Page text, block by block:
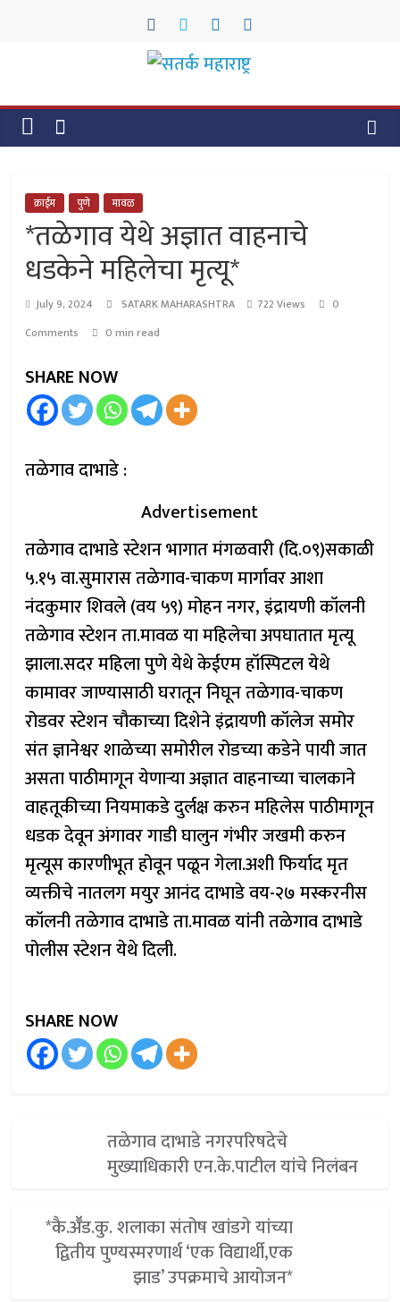
सतर्क
महाराष्ट्र
क्राईम पुणे मावळ
*तळेगाव येथे अज्ञात वाहनाचे
धडकेने महिलेचा मृत्यू*
July 9, 2024 SATARK MAHARASHTRA 722 Views
0
Comments
0 min read
SHARE NOW
तळेगाव दाभाडे :
Advertisement
तळेगाव दाभाडे स्टेशन भागात मंगळवारी (दि.०९)सकाळी
५.१५ वा.सुमारास तळेगाव-चाकण मार्गावर आशा
नंदकुमार शिवले (वय ५९) मोहन नगर, इंद्रायणी कॉलनी
तळेगाव स्टेशन ता.मावळ या महिलेचा अपघातात मृत्यू
झाला.सदर महिला पुणे येथे केईएम हॉस्पिटल येथे
कामावर जाण्यासाठी घरातून निघून तळेगाव-चाकण
रोडवर स्टेशन चौकाच्या दिशेने इंद्रायणी कॉलेज समोर
संत ज्ञानेश्वर शाळेच्या समोरील रोडच्या कडेने पायी जात
असता पाठीमागून येणाऱ्या अज्ञात वाहनाच्या चालकाने
वाहतूकीच्या नियमाकडे दुर्लक्ष करुन महिलेस पाठीमागून
धडक देवून अंगावर गाडी घालुन गंभीर जखमी करुन
मृत्यूस कारणीभूत होवून पळून गेला.अशी फिर्याद मृत
व्यक्तीचे नातलग मयुर आनंद दाभाडे वय-२७ मस्करनीस
कॉलनी तळेगाव दाभाडे ता.मावळ यांनी तळेगाव दाभाडे
पोलीस स्टेशन येथे दिली.
SHARE NOW
तळेगाव दाभाडे नगरपरिषदेचे
मुख्याधिकारी एन.के.पाटील यांचे निलंबन
*कै.अॕड.कु. शलाका संतोष खांडगे यांच्या
द्वितीय पुण्यस्मरणार्थ ‘एक विद्यार्थी,एक
झाड’ उपक्रमाचे आयोजन*